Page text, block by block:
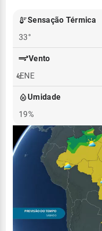
Sensação Térmica
33°
Vento
ENE
Umidade
19%